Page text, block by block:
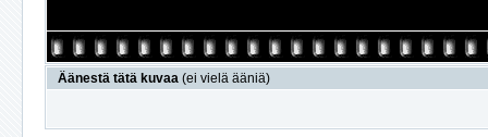
Äänestä tätä kuvaa (ei vielä ääniä)